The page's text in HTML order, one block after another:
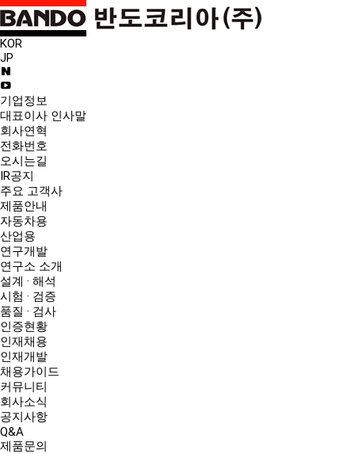
KOR
JP
기업정보
대표이사 인사말
회사연혁
전화번호
오시는길
IR공지
주요 고객사
제품안내
자동차용
산업용
연구개발
연구소 소개
설계 · 해석
시험 · 검증
품질 · 검사
인증현황
인재채용
인재개발
채용가이드
커뮤니티
회사소식
공지사항
Q&A
제품문의